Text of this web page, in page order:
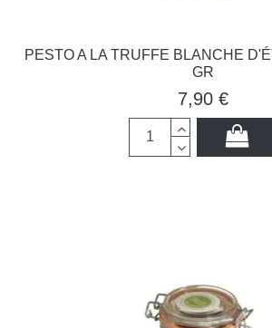
PESTO A LA TRUFFE BLANCHE
GR
7,90 €